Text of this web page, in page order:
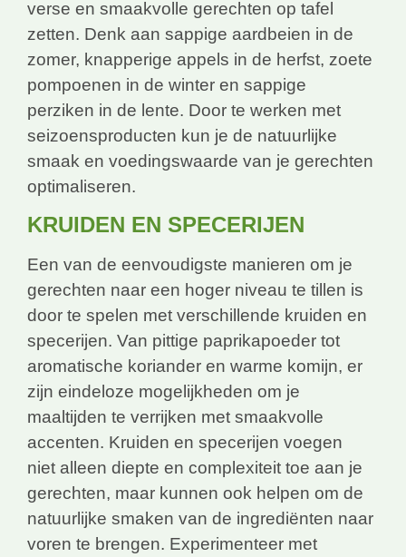
verse en smaakvolle gerechten op tafel
zetten. Denk aan sappige aardbeien in de
zomer, knapperige appels in de herfst, zoete
pompoenen in de winter en sappige
perziken in de lente. Door te werken met
seizoensproducten kun je de natuurlijke
smaak en voedingswaarde van je gerechten
optimaliseren.
KRUIDEN EN SPECERIJEN
Een van de eenvoudigste manieren om je
gerechten naar een hoger niveau te tillen is
door te spelen met verschillende kruiden en
specerijen. Van pittige paprikapoeder tot
aromatische koriander en warme komijn, er
zijn eindeloze mogelijkheden om je
maaltijden te verrijken met smaakvolle
accenten. Kruiden en specerijen voegen
niet alleen diepte en complexiteit toe aan je
gerechten, maar kunnen ook helpen om de
natuurlijke smaken van de ingrediënten naar
voren te brengen. Experimenteer met